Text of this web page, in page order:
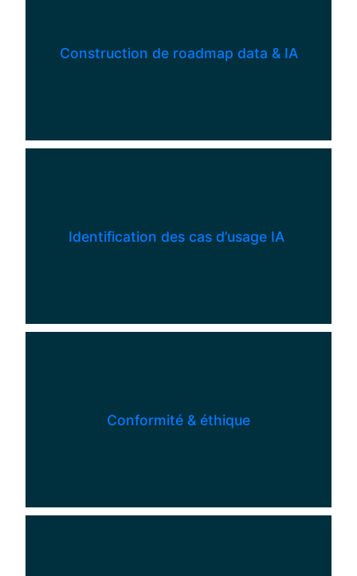
Construction de roadmap data & IA
Identification des cas d’usage IA
Conformité & éthique